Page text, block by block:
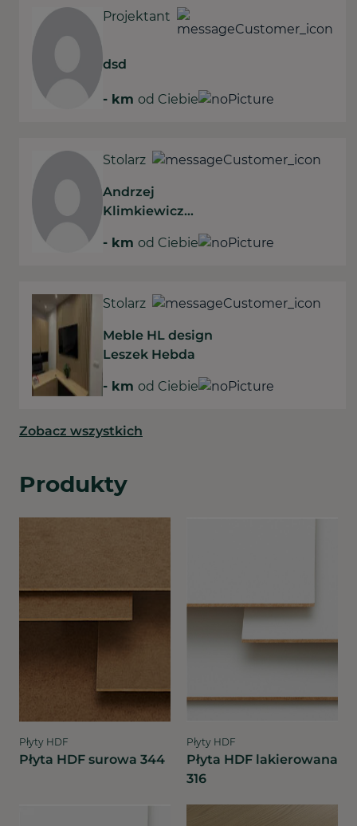
Projektant
dsd
- km od Ciebie
Stolarz
Andrzej
Klimkiewicz
- km od Ciebie
Stolarz
Meble HL design
Leszek Hebda
- km od Ciebie
Zobacz wszystkich
Produkty
Płyty HDF
Płyta HDF surowa 344
Płyty HDF
Płyta HDF lakierowana
316